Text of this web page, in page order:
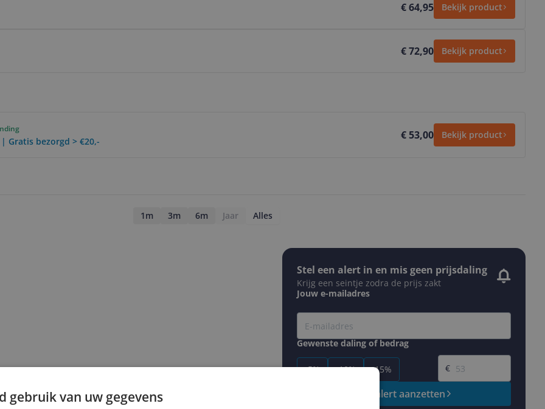
€ 64,95 Bekijk product
€ 72,90 Bekijk product
Gratis bezorgd > €20,- € 53,00 Bekijk product
1m 3m 6m Jaar Alles
Stel een alert in en mis geen prijsdaling
Krijg een seintje zodra de prijs zakt
Jouw e-mailadres
Gewenste daling of bedrag
-5% -10% -15%
Gewenste prijs
€
Prijsalert aanzetten
gebruik van uw gegevens